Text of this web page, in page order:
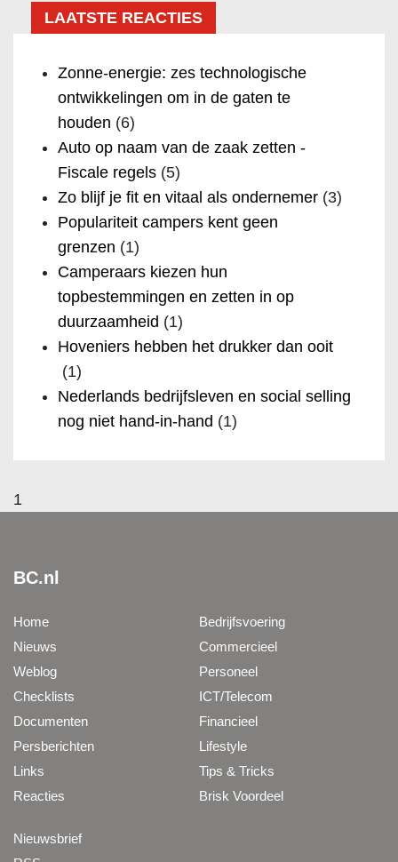
LAATSTE REACTIES
Zonne-energie: zes technologische
ontwikkelingen om in de gaten te
houden (6)
Auto op naam van de zaak zetten -
Fiscale regels (5)
Zo blijf je fit en vitaal als ondernemer (3)
Populariteit campers kent geen
grenzen (1)
Camperaars kiezen hun
topbestemmingen en zetten in op
duurzaamheid (1)
Hoveniers hebben het drukker dan ooit
(1)
Nederlands bedrijfsleven en social selling
nog niet hand-in-hand (1)
1
BC.nl
Home
Nieuws
Weblog
Checklists
Documenten
Persberichten
Links
Reacties
Bedrijfsvoering
Commercieel
Personeel
ICT/Telecom
Financieel
Lifestyle
Tips & Tricks
Brisk Voordeel
Nieuwsbrief